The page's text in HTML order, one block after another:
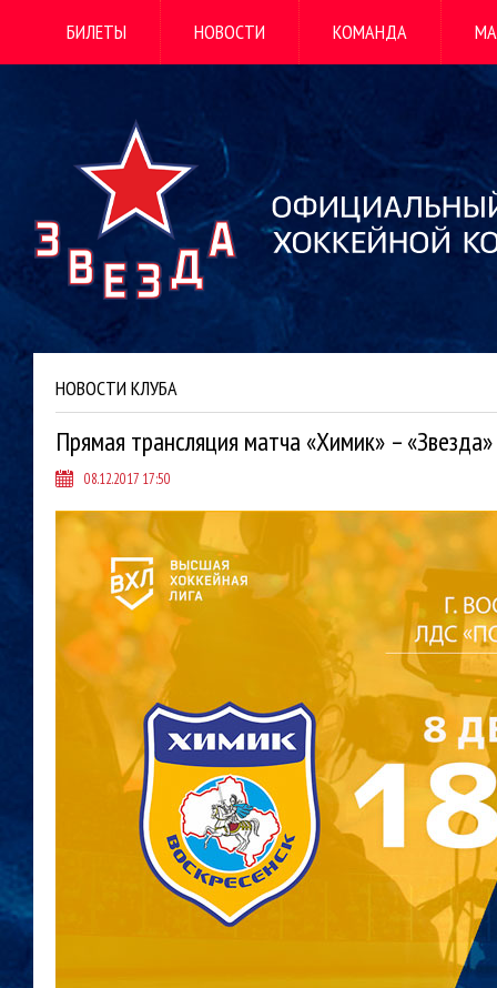
БИЛЕТЫ НОВОСТИ КОМАНДА
НОВОСТИ КЛУБА
Прямая трансляция матча «Химик» – «Звезда»
08.12.2017 17:50